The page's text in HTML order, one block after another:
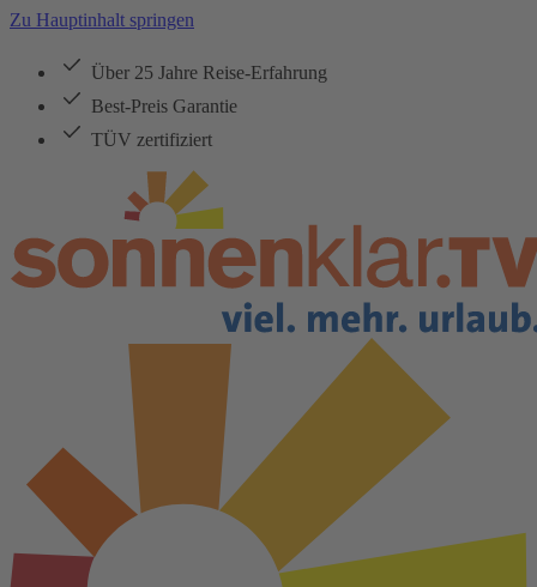
Zu Hauptinhalt springen
Über 25 Jahre Reise-Erfahrung
Best-Preis Garantie
TÜV zertifiziert